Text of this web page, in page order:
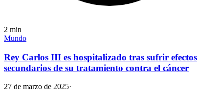
2 min
Mundo
Rey Carlos III es hospitalizado tras sufrir efectos
secundarios de su tratamiento contra el cáncer
27 de marzo de 2025·